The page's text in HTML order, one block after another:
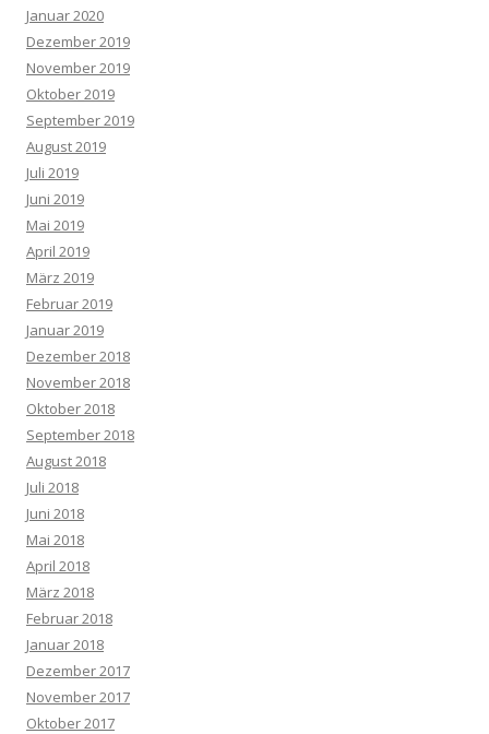
Januar 2020
Dezember 2019
November 2019
Oktober 2019
September 2019
August 2019
Juli 2019
Juni 2019
Mai 2019
April 2019
März 2019
Februar 2019
Januar 2019
Dezember 2018
November 2018
Oktober 2018
September 2018
August 2018
Juli 2018
Juni 2018
Mai 2018
April 2018
März 2018
Februar 2018
Januar 2018
Dezember 2017
November 2017
Oktober 2017